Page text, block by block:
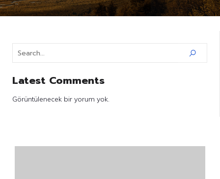
Latest Comments
Görüntülenecek bir yorum yok.